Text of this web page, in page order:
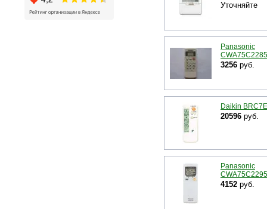
Уточняйте
Panasonic
CWA75C2285
3256 руб.
Daikin
20596 руб.
Panasonic
CWA75C2295
4152 руб.